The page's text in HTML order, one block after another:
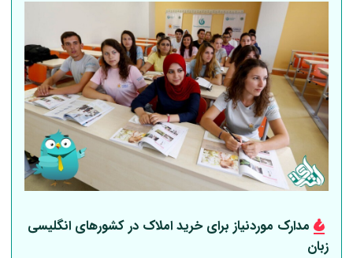
مدارک موردنیاز برای خرید املاک در کشورهای انگلیسی
زبان